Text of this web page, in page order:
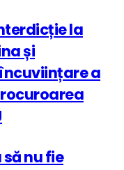
la
și
a
să nu fie